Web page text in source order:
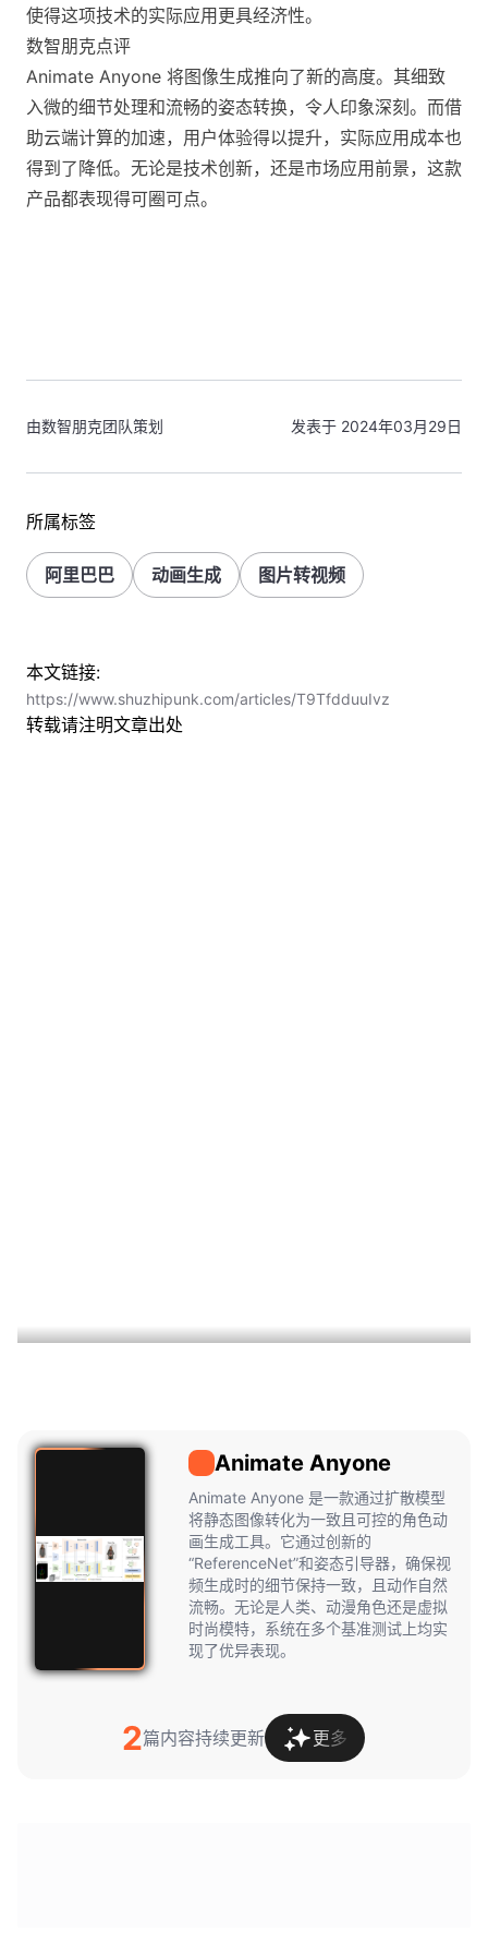
使得这项技术的实际应用更具经济性。
数智朋克点评
Animate Anyone 将图像生成推向了新的高度。其细致
入微的细节处理和流畅的姿态转换，令人印象深刻。而借
助云端计算的加速，用户体验得以提升，实际应用成本也
得到了降低。无论是技术创新，还是市场应用前景，这款
产品都表现得可圈可点。
由数智朋克团队策划 发表于 2024年03月29日
所属标签
阿里巴巴 动画生成 图片转视频
本文链接:
https://www.shuzhipunk.com/articles/T9TfdduuIvz
转载请注明文章出处
Animate Anyone
Animate Anyone 是一款通过扩散模型
将静态图像转化为一致且可控的角色动
画生成工具。它通过创新的
“ReferenceNet”和姿态引导器，确保视
频生成时的细节保持一致，且动作自然
流畅。无论是人类、动漫角色还是虚拟
时尚模特，系统在多个基准测试上均实
现了优异表现。
2篇内容持续更新 更多